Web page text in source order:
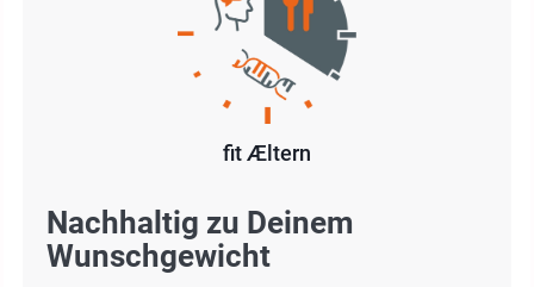
fit Æltern
Nachhaltig zu Deinem
Wunschgewicht